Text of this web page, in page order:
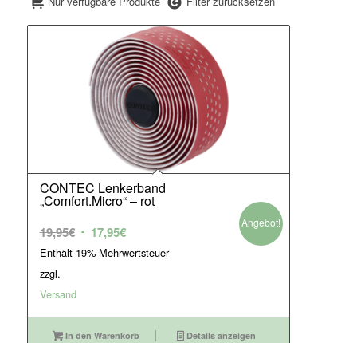
CONTEC Lenkerband
„Comfort.Micro“ – rot
19,95€ Ursprünglicher
Preis
17,95€Aktueller
Preis
Enthält 19% Mehrwertsteuer
zzgl.
Versand
Angebot!
In den Warenkorb Details anzeigen